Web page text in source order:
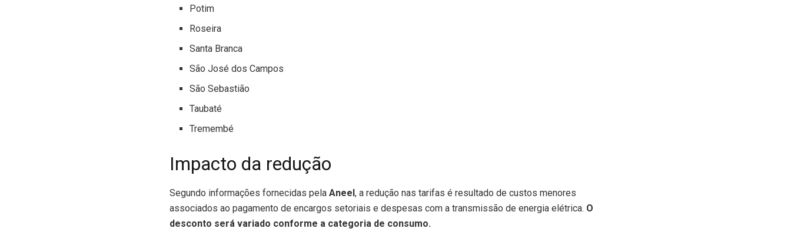
Potim
Roseira
Santa Branca
São José dos Campos
São Sebastião
Taubaté
Tremembé
Impacto da redução
Segundo informações fornecidas pela Aneel , a redução nas tarifas é resultado de custos menores
associados ao pagamento de encargos setoriais e despesas com a transmissão de energia elétrica. O
desconto será variado conforme a categoria de consumo.